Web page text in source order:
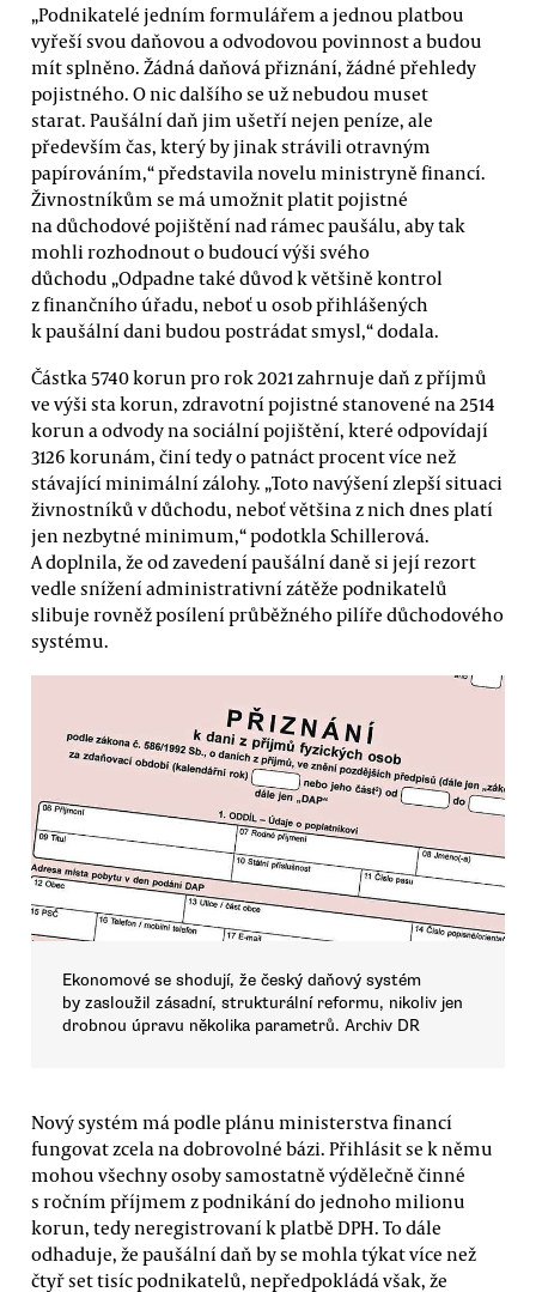
„Podnikatelé jedním formulářem a jednou platbou
vyřeší svou daňovou a odvodovou povinnost a budou
mít splněno. Žádná daňová přiznání, žádné přehledy
pojistného. O nic dalšího se už nebudou muset
starat. Paušální daň jim ušetří nejen peníze, ale
především čas, který by jinak strávili otravným
papírováním,“ představila novelu ministryně financí.
Živnostníkům se má umožnit platit pojistné
na důchodové pojištění nad rámec paušálu, aby tak
mohli rozhodnout o budoucí výši svého
důchodu „Odpadne také důvod k většině kontrol
z finančního úřadu, neboť u osob přihlášených
k paušální dani budou postrádat smysl,“ dodala.
Částka 5740 korun pro rok 2021 zahrnuje daň z příjmů
ve výši sta korun, zdravotní pojistné stanovené na 2514
korun a odvody na sociální pojištění, které odpovídají
3126 korunám, činí tedy o patnáct procent více než
stávající minimální zálohy. „Toto navýšení zlepší situaci
živnostníků v důchodu, neboť většina z nich dnes platí
jen nezbytné minimum,“ podotkla Schillerová.
A doplnila, že od zavedení paušální daně si její rezort
vedle snížení administrativní zátěže podnikatelů
slibuje rovněž posílení průběžného pilíře důchodového
systému.
Ekonomové se shodují, že český daňový systém
by zasloužil zásadní, strukturální reformu, nikoliv jen
drobnou úpravu několika parametrů. Archiv DR
Nový systém má podle plánu ministerstva financí
fungovat zcela na dobrovolné bázi. Přihlásit se k němu
mohou všechny osoby samostatně výdělečně činné
s ročním příjmem z podnikání do jednoho milionu
korun, tedy neregistrovaní k platbě DPH. To dále
odhaduje, že paušální daň by se mohla týkat více než
čtyř set tisíc podnikatelů, nepředpokládá však, že